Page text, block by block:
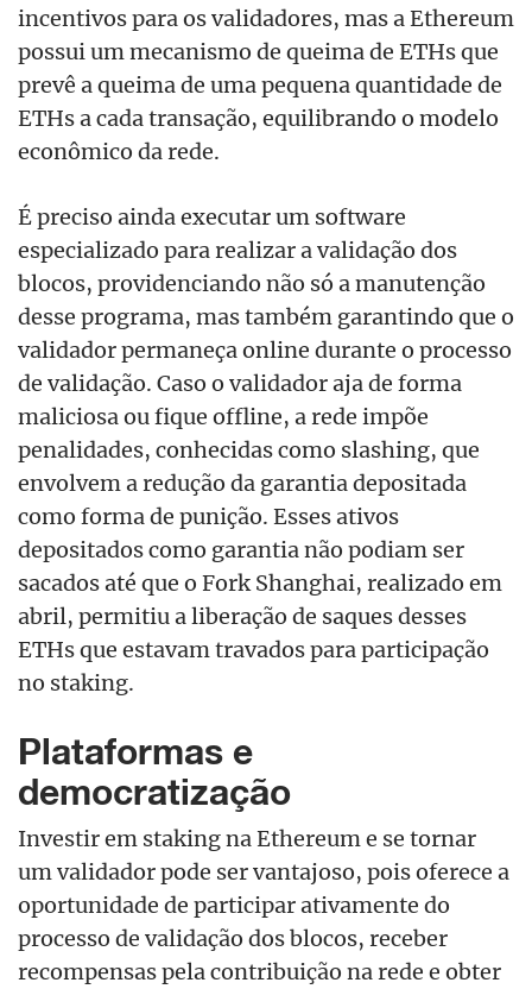
incentivos para os validadores, mas a Ethereum
possui um mecanismo de queima de ETHs que
prevê a queima de uma pequena quantidade de
ETHs a cada transação, equilibrando o modelo
econômico da rede.
É preciso ainda executar um software
especializado para realizar a validação dos
blocos, providenciando não só a manutenção
desse programa, mas também garantindo que o
validador permaneça online durante o processo
de validação. Caso o validador aja de forma
maliciosa ou fique offline, a rede impõe
penalidades, conhecidas como slashing, que
envolvem a redução da garantia depositada
como forma de punição. Esses ativos
depositados como garantia não podiam ser
sacados até que o Fork Shanghai, realizado em
abril, permitiu a liberação de saques desses
ETHs que estavam travados para participação
no staking.
Plataformas e
democratização
Investir em staking na Ethereum e se tornar
um validador pode ser vantajoso, pois oferece a
oportunidade de participar ativamente do
processo de validação dos blocos, receber
recompensas pela contribuição na rede e obter